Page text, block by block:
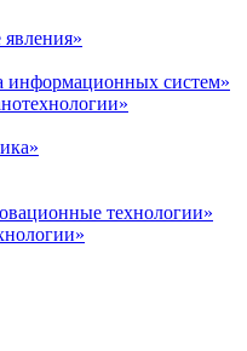
информационных систем»
технологии»